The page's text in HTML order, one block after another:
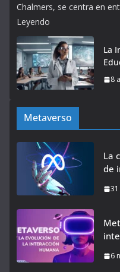
Chalmers, se centra en
Leyendo
La
8
Metaverso
La
de
6